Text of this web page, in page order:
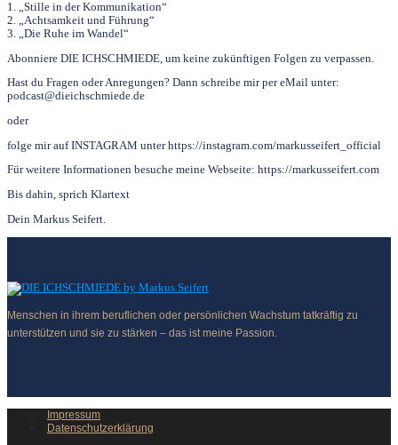
1. „Stille in der Kommunikation“
2. „Achtsamkeit und Führung“
3. „Die Ruhe im Wandel“
Abonniere DIE ICHSCHMIEDE, um keine zukünftigen Folgen zu verpassen.
Hast du Fragen oder Anregungen? Dann schreibe mir per eMail unter:
podcast@dieichschmiede.de
oder
folge mir auf INSTAGRAM unter https://instagram.com/markusseifert_official
Für weitere Informationen besuche meine Webseite: https://markusseifert.com
Bis dahin, sprich Klartext
Dein Markus Seifert.
Menschen in ihrem beruflichen oder persönlichen Wachstum tatkräftig zu
unterstützen und sie zu stärken – das ist meine Passion.
Impressum
Datenschutzerklärung